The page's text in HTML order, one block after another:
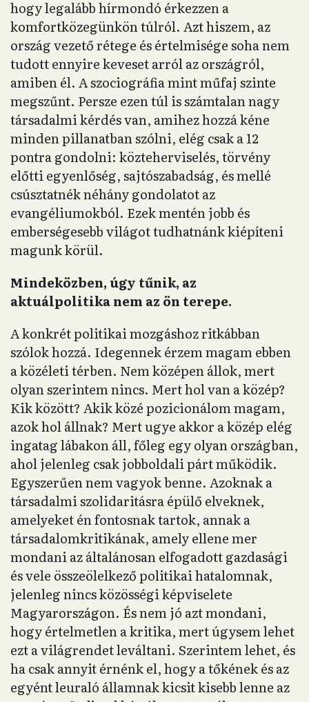
hogy legalább hírmondó érkezzen a
komfortközegünkön túlról. Azt hiszem, az
ország vezető rétege és értelmisége soha nem
tudott ennyire keveset arról az országról,
amiben él. A szociográfia mint műfaj szinte
megszűnt. Persze ezen túl is számtalan nagy
társadalmi kérdés van, amihez hozzá kéne
minden pillanatban szólni, elég csak a 12
pontra gondolni: közteherviselés, törvény
előtti egyenlőség, sajtószabadság, és mellé
csúsztatnék néhány gondolatot az
evangéliumokból. Ezek mentén jobb és
emberségesebb világot tudhatnánk kiépíteni
magunk körül.
Mindeközben, úgy tűnik, az
aktuálpolitika nem az ön terepe.
A konkrét politikai mozgáshoz ritkábban
szólok hozzá. Idegennek érzem magam ebben
a közéleti térben. Nem középen állok, mert
olyan szerintem nincs. Mert hol van a közép?
Kik között? Akik közé pozicionálom magam,
azok hol állnak? Mert ugye akkor a közép elég
ingatag lábakon áll, főleg egy olyan országban,
ahol jelenleg csak jobboldali párt működik.
Egyszerűen nem vagyok benne. Azoknak a
társadalmi szolidaritásra épülő elveknek,
amelyeket én fontosnak tartok, annak a
társadalomkritikának, amely ellene mer
mondani az általánosan elfogadott gazdasági
és vele összeölelkező politikai hatalomnak,
jelenleg nincs közösségi képviselete
Magyarországon. És nem jó azt mondani,
hogy értelmetlen a kritika, mert úgysem lehet
ezt a világrendet leváltani. Szerintem lehet, és
ha csak annyit érnénk el, hogy a tőkének és az
egyént leuraló államnak kicsit kisebb lenne az